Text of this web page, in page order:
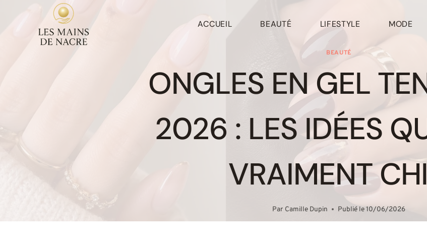
ACCUEIL BEAUTÉ LIFESTYLE MODE
BEAUTÉ
ONGLES EN GEL
2026 : LES IDÉES
VRAIMENT
Par Camille Dupin Publié le 10/06/2026